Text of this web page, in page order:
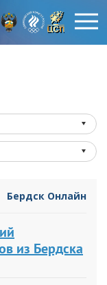
Бердск Онлайн
из Бердска